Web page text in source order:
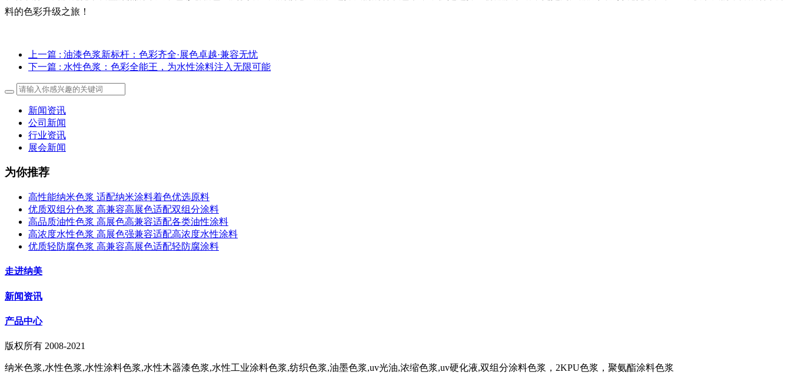
料的色彩升级之旅！
上一篇 : 油漆色浆新标杆：色彩齐全·展色卓越·兼容无忧
下一篇 : 水性色浆：色彩全能王，为水性涂料注入无限可能
新闻资讯
公司新闻
行业资讯
展会新闻
为你推荐
高性能纳米色浆 适配纳米涂料着色优选原料
优质双组分色浆 高兼容高展色适配双组分涂料
高品质油性色浆 高展色高兼容适配各类油性涂料
高浓度水性色浆 高展色强兼容适配高浓度水性涂料
优质轻防腐色浆 高兼容高展色适配轻防腐涂料
走进纳美
新闻资讯
产品中心
版权所有 2008-2021
纳米色浆,水性色浆,水性涂料色浆,水性木器漆色浆,水性工业涂料色浆,纺织色浆,油墨色浆,uv光油,浓缩色浆,uv硬化液,双组分涂料色浆，2KPU色浆，聚氨酯涂料色浆